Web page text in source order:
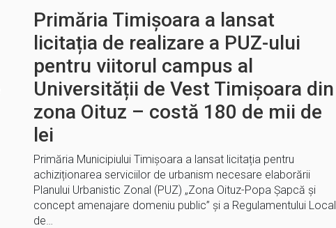
Primăria Timișoara a lansat
licitația de realizare a PUZ-ului
pentru viitorul campus al
Universității de Vest Timișoara din
zona Oituz – costă 180 de mii de
lei
Primăria Municipiului Timișoara a lansat licitația pentru
achiziționarea serviciilor de urbanism necesare elaborării
Planului Urbanistic Zonal (PUZ) „Zona Oituz-Popa Șapcă și
concept amenajare domeniu public” și a Regulamentului Local
de…